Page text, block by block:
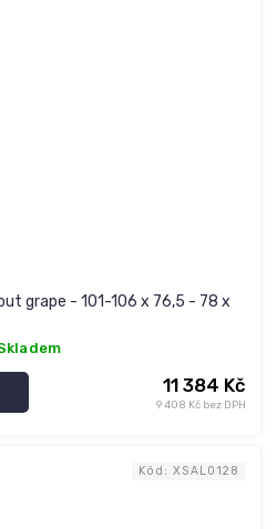
grape - 101-106 x 76,5 - 78 x
9 408 Kč bez DPH
11 384 Kč
Kód: XSAL0128